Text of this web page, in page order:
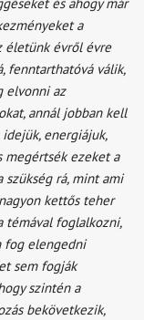
a
életünk évről évre
fenntarthatóvá válik,
elvonni az
annál jobban kell
energiájuk,
megértsék ezeket a
rá, mint ami
kettős teher
témával foglalkozni,
fog elengedni
sem fogják
szintén a
bekövetkezik,